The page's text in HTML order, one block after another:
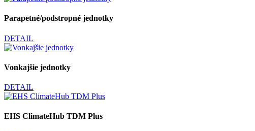
Parapetné/podstropné jednotky
DETAIL
Vonkajšie jednotky
DETAIL
EHS ClimateHub TDM Plus